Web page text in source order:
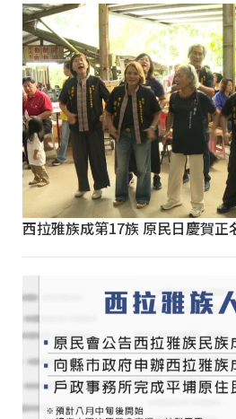
西拉雅族成第17族 原民日慶賀正